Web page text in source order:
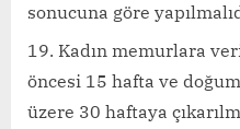
sonucuna göre
Kadın memurlara
öncesi 15 hafta ve
üzere 30 haftaya